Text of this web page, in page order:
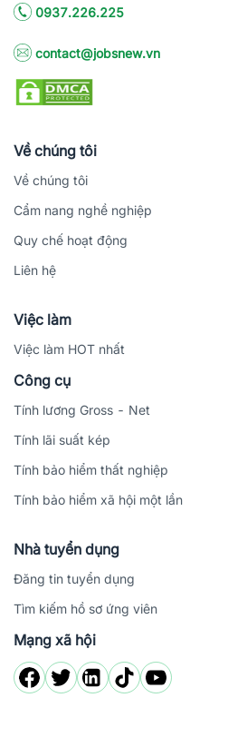
0937.226.225
contact@jobsnew.vn
Về chúng tôi
Về chúng tôi
Cẩm nang nghề nghiệp
Quy chế hoạt động
Liên hệ
Việc làm
Việc làm HOT nhất
Công cụ
Tính lương Gross - Net
Tính lãi suất kép
Tính bảo hiểm thất nghiệp
Tính bảo hiểm xã hội một lần
Nhà tuyển dụng
Đăng tin tuyển dụng
Tìm kiếm hồ sơ ứng viên
Mạng xã hội